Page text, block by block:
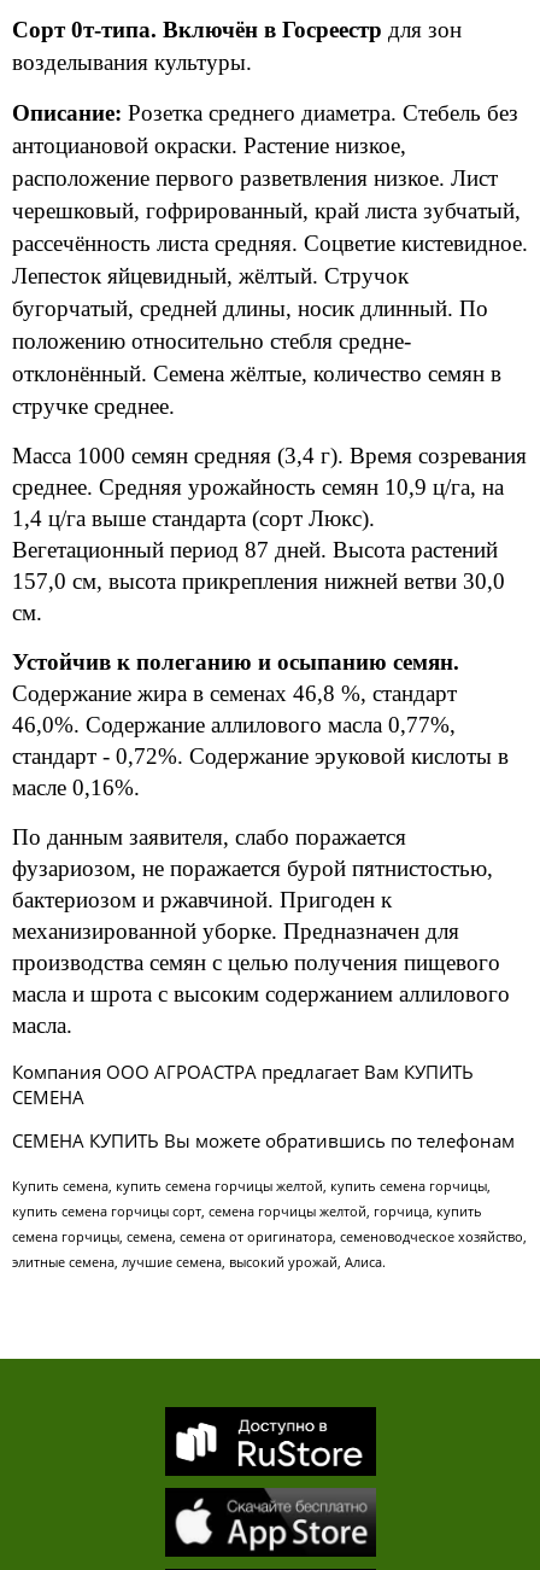
Сорт 0т-типа. Включён в Госреестр для зон
возделывания культуры.
Описание: Розетка среднего диаметра. Стебель без
антоциановой окраски. Растение низкое,
расположение первого разветвления низкое. Лист
черешковый, гофрированный, край листа зубчатый,
рассечённость листа средняя. Соцветие кистевидное.
Лепесток яйцевидный, жёлтый. Стручок
бугорчатый, средней длины, носик длинный. По
положению относительно стебля средне-
отклонённый. Семена жёлтые, количество семян в
стручке среднее.
Масса 1000 семян средняя (3,4 г). Время созревания
среднее. Средняя урожайность семян 10,9 ц/га, на
1,4 ц/га выше стандарта (сорт Люкс).
Вегетационный период 87 дней. Высота растений
157,0 см, высота прикрепления нижней ветви 30,0
см.
Устойчив к полеганию и осыпанию семян.
Содержание жира в семенах 46,8 %, стандарт
46,0%. Содержание аллилового масла 0,77%,
стандарт - 0,72%. Содержание эруковой кислоты в
масле 0,16%.
По данным заявителя, слабо поражается
фузариозом, не поражается бурой пятнистостью,
бактериозом и ржавчиной. Пригоден к
механизированной уборке. Предназначен для
производства семян с целью получения пищевого
масла и шрота с высоким содержанием аллилового
масла.
Компания ООО АГРОАСТРА предлагает Вам КУПИТЬ
СЕМЕНА
СЕМЕНА КУПИТЬ Вы можете обратившись по телефонам
Купить семена, купить семена горчицы желтой, купить семена горчицы,
купить семена горчицы сорт, семена горчицы желтой, горчица, купить
семена горчицы, семена, семена от оригинатора, семеноводческое хозяйство,
элитные семена, лучшие семена, высокий урожай, Алиса.